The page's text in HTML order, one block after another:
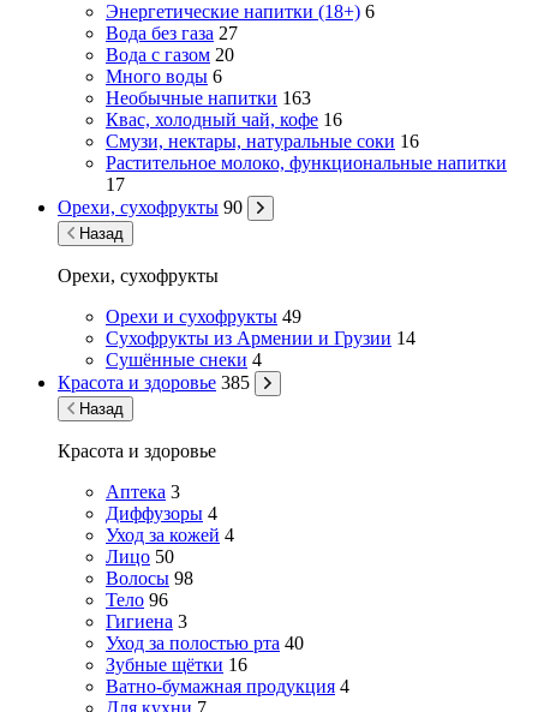
Энергетические напитки (18+) 6
Вода без газа 27
Вода с газом 20
Много воды 6
Необычные напитки 163
Квас, холодный чай, кофе 16
Смузи, нектары, натуральные соки 16
Растительное молоко, функциональные напитки
17
Орехи, сухофрукты 90
Назад
Орехи, сухофрукты
Орехи и сухофрукты 49
Сухофрукты из Армении и Грузии 14
Сушённые снеки 4
Красота и здоровье 385
Назад
Красота и здоровье
Аптека 3
Диффузоры 4
Уход за кожей 4
Лицо 50
Волосы 98
Тело 96
Гигиена 3
Уход за полостью рта 40
Зубные щётки 16
Ватно-бумажная продукция 4
Для кухни 7